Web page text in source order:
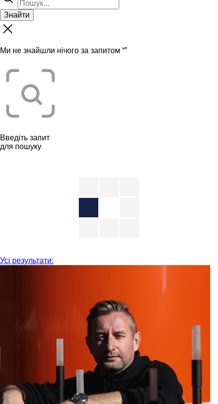
Знайти
Ми не знайшли нічого за запитом “”
Введіть запит
для пошуку
Усі результати: